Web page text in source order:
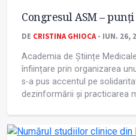
Congresul ASM –
DE CRISTINA GHIOCA- IUN. 26,
Academia de Științe
înființare prin organizarea
s-a pus accentul pe
dezinformării și practicarea